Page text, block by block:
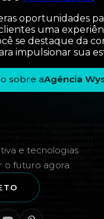
oportunidades
uma
se destaque da
impulsionar sua
sobre aAgência
e tecnologias
o futuro agora.